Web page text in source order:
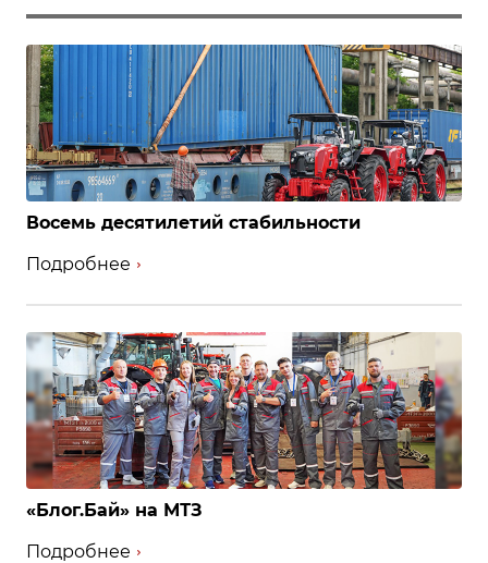
Восемь десятилетий стабильности
Подробнее
«Блог.Бай» на МТЗ
Подробнее